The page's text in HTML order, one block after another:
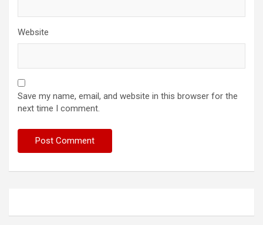
Website
Save my name, email, and website in this browser for the
next time I comment.